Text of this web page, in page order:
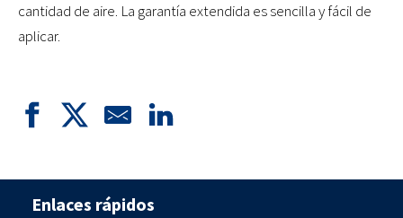
cantidad de aire. La garantía extendida es sencilla y fácil de
aplicar.
Enlaces rápidos